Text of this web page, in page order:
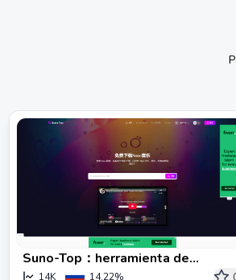
Suno-Top：herramienta de
14K 14.22%